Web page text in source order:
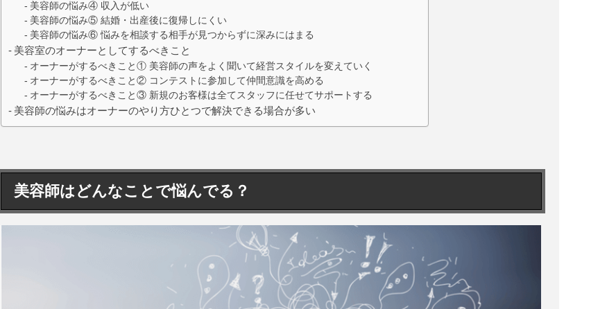
美容師の悩み④ 収入が低い
美容師の悩み⑤ 結婚・出産後に復帰しにくい
美容師の悩み⑥ 悩みを相談する相手が見つからずに深みにはまる
美容室のオーナーとしてするべきこと
オーナーがするべきこと① 美容師の声をよく聞いて経営スタイルを変えていく
オーナーがするべきこと② コンテストに参加して仲間意識を高める
オーナーがするべきこと③ 新規のお客様は全てスタッフに任せてサポートする
美容師の悩みはオーナーのやり方ひとつで解決できる場合が多い
美容師はどんなことで悩んでる？